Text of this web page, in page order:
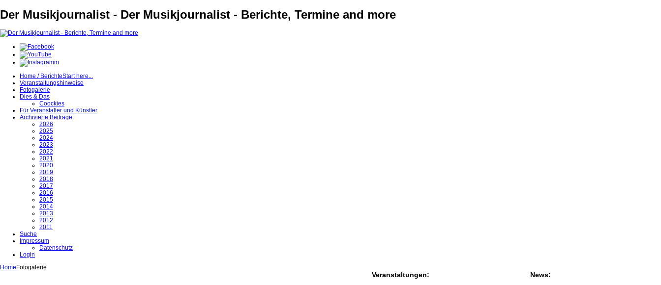
Der Musikjournalist - Der Musikjournalist - Berichte, Termine and more
Home / BerichteStart here...
Veranstaltungshinweise
Fotogalerie
Dies & Das
Coockies
Für Veranstalter und Künstler
Archivierte Beiträge
2026
2025
2024
2023
2022
2021
2020
2019
2018
2017
2016
2015
2014
2013
2012
2011
Suche
Impressum
Datenschutz
Login
Home Fotogalerie
Veranstaltungen: News: